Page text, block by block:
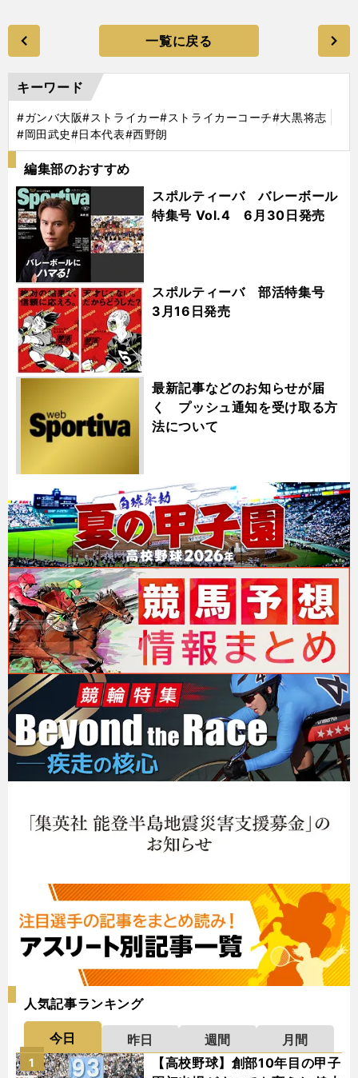
一覧に戻る
キーワード
#ガンバ大阪#ストライカー#ストライカーコーチ#大黒将志
#岡田武史#日本代表#西野朗
編集部のおすすめ
スポルティーバ バレーボール
特集号 Vol.4 6月30日発売
スポルティーバ 部活特集号
3月16日発売
最新記事などのお知らせが届
く プッシュ通知を受け取る方
法について
人気記事ランキング
今日 昨日 週間
月間
【高校野球】創部10年目の甲子
1